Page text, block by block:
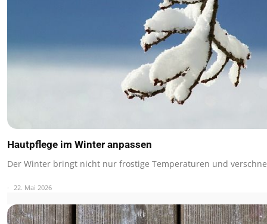
Hautpflege im Winter anpassen
Der Winter bringt nicht nur frostige Temperaturen und
22. Mai 2026